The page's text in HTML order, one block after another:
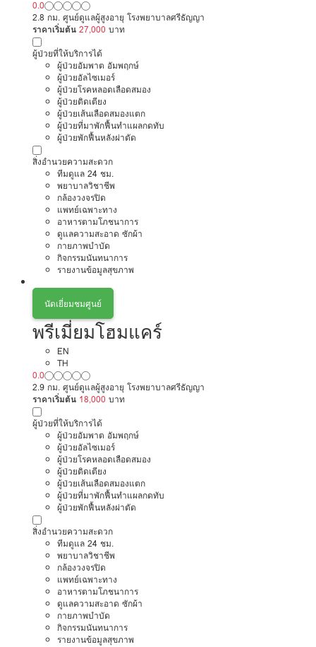
0.0
2.8 กม. ศูนย์ดูแลผู้สูงอายุ โรงพยาบาลศรีธัญญา
ราคาเริ่มต้น 27,000 บาท
ผู้ป่วยที่ให้บริการได้
ผู้ป่วยอัมพาต อัมพฤกษ์
ผู้ป่วยอัลไซเมอร์
ผู้ป่วยโรคหลอดเลือดสมอง
ผู้ป่วยติดเตียง
ผู้ป่วยเส้นเลือดสมองแตก
ผู้ป่วยที่มาพักฟื้นทำแผลกดทับ
ผู้ป่วยพักฟื้นหลังผ่าตัด
สิ่งอำนวยความสะดวก
ทีมดูแล 24 ชม.
พยาบาลวิชาชีพ
กล้องวงจรปิด
แพทย์เฉพาะทาง
อาหารตามโภชนาการ
ดูแลความสะอาด ซักผ้า
กายภาพบำบัด
กิจกรรมนันทนาการ
รายงานข้อมูลสุขภาพ
นัดเยี่ยมชมศูนย์
พรีเมี่ยมโฮมแคร์
EN
TH
0.0
2.9 กม. ศูนย์ดูแลผู้สูงอายุ โรงพยาบาลศรีธัญญา
ราคาเริ่มต้น 18,000 บาท
ผู้ป่วยที่ให้บริการได้
ผู้ป่วยอัมพาต อัมพฤกษ์
ผู้ป่วยอัลไซเมอร์
ผู้ป่วยโรคหลอดเลือดสมอง
ผู้ป่วยติดเตียง
ผู้ป่วยเส้นเลือดสมองแตก
ผู้ป่วยที่มาพักฟื้นทำแผลกดทับ
ผู้ป่วยพักฟื้นหลังผ่าตัด
สิ่งอำนวยความสะดวก
ทีมดูแล 24 ชม.
พยาบาลวิชาชีพ
กล้องวงจรปิด
แพทย์เฉพาะทาง
อาหารตามโภชนาการ
ดูแลความสะอาด ซักผ้า
กายภาพบำบัด
กิจกรรมนันทนาการ
รายงานข้อมูลสุขภาพ